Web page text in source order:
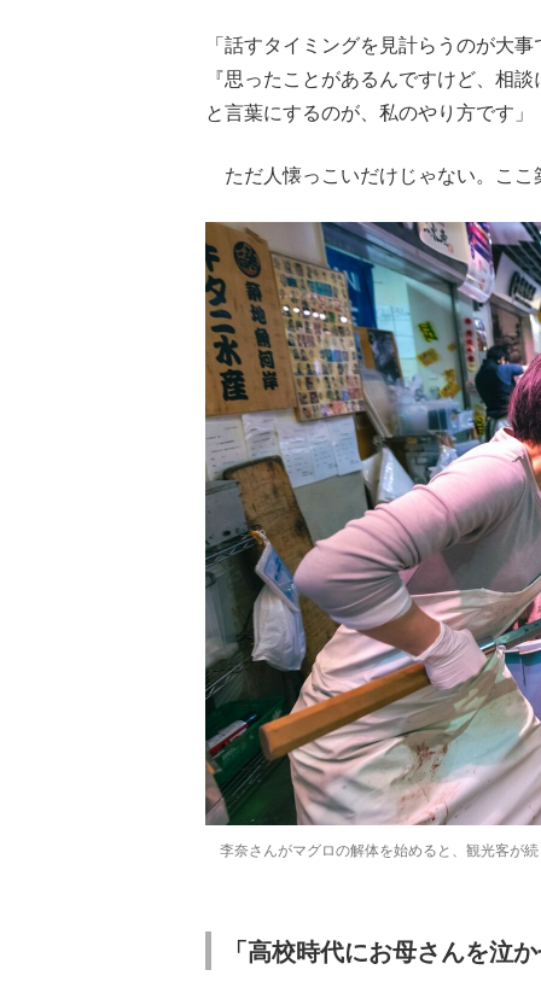
「話すタイミングを見計らうのが大
『思ったことがあるんですけど、相
と言葉にするのが、私のやり方です」
ただ人懐っこいだけじゃない。ここ
李奈さんがマグロの解体を始めると、観光客が
「高校時代にお母さんを泣